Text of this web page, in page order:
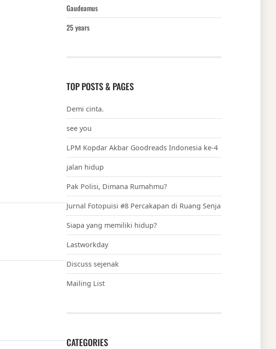
Gaudeamus
25 years
TOP POSTS & PAGES
Demi cinta.
see you
LPM Kopdar Akbar Goodreads Indonesia ke-4
jalan hidup
Pak Polisi, Dimana Rumahmu?
Jurnal Fotopuisi #8 Percakapan di Ruang Senja
Siapa yang memiliki hidup?
Lastworkday
Discuss sejenak
Mailing List
CATEGORIES